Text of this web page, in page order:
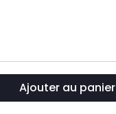
Ajouter au panier